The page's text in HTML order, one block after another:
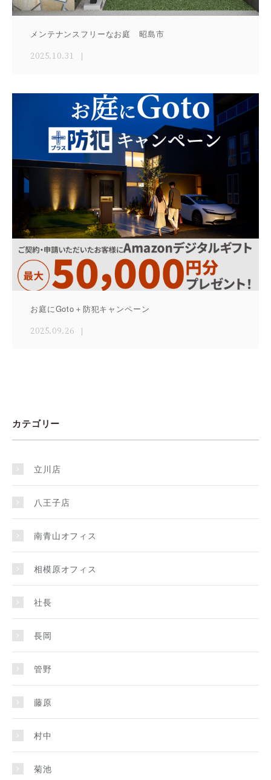
メンテナンスフリーなお庭 昭島市
2025.10.31
お庭にGoto＋防犯キャンペーン
2025.09.26
カテゴリー
立川店
八王子店
南青山オフィス
相模原オフィス
社長
長岡
管野
藤原
村中
菊池